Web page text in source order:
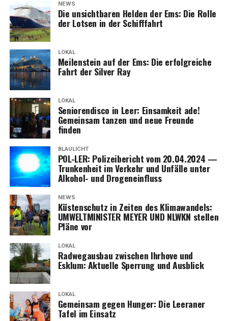
NEWS
Die unsicht­ba­ren Hel­den der Ems: Die Rol­le
der Lot­sen in der Schifffahrt
LOKAL
Mei­len­stein auf der Ems: Die erfolg­rei­che
Fahrt der Sil­ver Ray
LOKAL
Senio­ren­dis­co in Leer: Ein­sam­keit ade!
Gemein­sam tan­zen und neue Freun­de
finden
BLAULICHT
POL-LER: Poli­zei­be­richt vom 20.04.2024 —
Trun­ken­heit im Ver­kehr und Unfäl­le unter
Alko­hol- und Drogeneinfluss
NEWS
Küs­ten­schutz in Zei­ten des Kli­ma­wan­dels:
UMWELTMINISTER MEYER UND NLWKN stel­len
Plä­ne vor
LOKAL
Rad­weg­aus­bau zwi­schen Ihr­ho­ve und
Esklum: Aktu­el­le Sper­rung und Ausblick
LOKAL
Gemein­sam gegen Hun­ger: Die Leera­ner
Tafel im Einsatz